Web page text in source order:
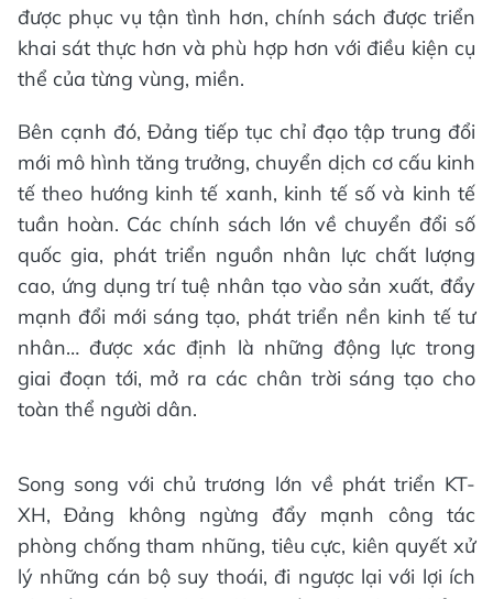
được phục vụ tận tình hơn, chính sách được triển
khai sát thực hơn và phù hợp hơn với điều kiện cụ
thể của từng vùng, miền.
Bên cạnh đó, Đảng tiếp tục chỉ đạo tập trung đổi
mới mô hình tăng trưởng, chuyển dịch cơ cấu kinh
tế theo hướng kinh tế xanh, kinh tế số và kinh tế
tuần hoàn. Các chính sách lớn về chuyển đổi số
quốc gia, phát triển nguồn nhân lực chất lượng
cao, ứng dụng trí tuệ nhân tạo vào sản xuất, đẩy
mạnh đổi mới sáng tạo, phát triển nền kinh tế tư
nhân… được xác định là những động lực trong
giai đoạn tới, mở ra các chân trời sáng tạo cho
toàn thể người dân.
Song song với chủ trương lớn về phát triển KT-
XH, Đảng không ngừng đẩy mạnh công tác
phòng chống tham nhũng, tiêu cực, kiên quyết xử
lý những cán bộ suy thoái, đi ngược lại với lợi ích